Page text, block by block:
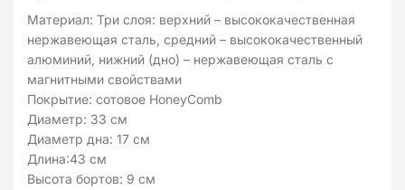
Материал: Три слоя: верхний – высококачественная
нержавеющая сталь, средний – высококачественный
алюминий, нижний (дно) – нержавеющая сталь с
магнитными свойствами
Покрытие: сотовое HoneyComb
Диаметр: 33 см
Диаметр дна: 17 см
Длина:43 см
Высота бортов: 9 см